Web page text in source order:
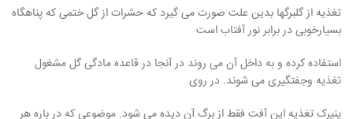
تغذیه از گلبرگها بدین علت صورت می گیرد که حشرات از گل ختمی که پناهگاه
بسیارخوبی در برابر نور آفتاب است
استفاده کرده و به داخل آن می روند در آنجا در قاعده مادگی گل مشغول
تغذیه وجفتگیری می شوند. در روی
پنیرک تغذیه این آفت فقط از برگ آن دیده می شود. موضوعی که در باره هر